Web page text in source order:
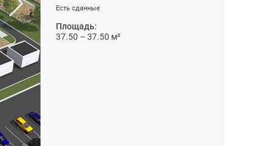
Есть сданные
Площадь:
37.50 – 37.50 м²